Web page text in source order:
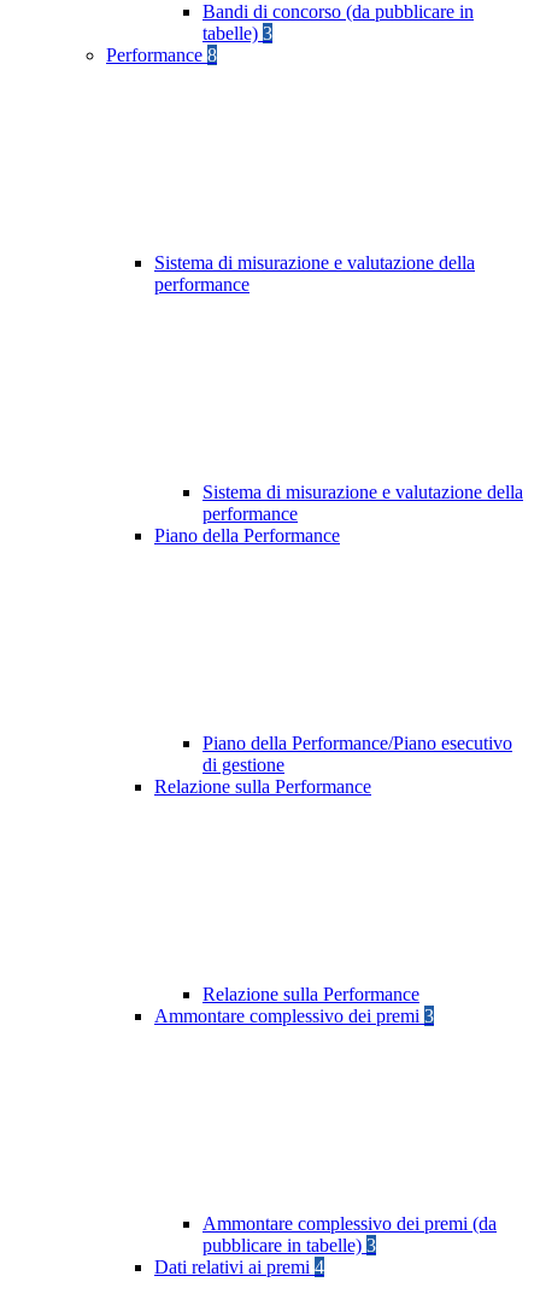
Bandi di concorso (da pubblicare in
tabelle) 3
Performance 8
Sistema di misurazione e valutazione della
performance
Sistema di misurazione e valutazione della
performance
Piano della Performance
Piano della Performance/Piano esecutivo
di gestione
Relazione sulla Performance
Relazione sulla Performance
Ammontare complessivo dei premi 3
Ammontare complessivo dei premi (da
pubblicare in tabelle) 3
Dati relativi ai premi 4